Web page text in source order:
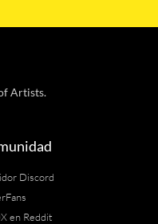
Artists.
Discord
en Reddit